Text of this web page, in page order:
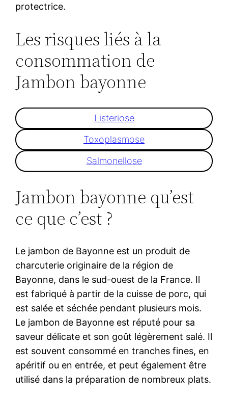
protectrice.
Les risques liés à la
consommation de
Jambon bayonne
Listeriose
Toxoplasmose
Salmonellose
Jambon bayonne qu’est
ce que c’est ?
Le jambon de Bayonne est un produit de
charcuterie originaire de la région de
Bayonne, dans le sud-ouest de la France. Il
est fabriqué à partir de la cuisse de porc, qui
est salée et séchée pendant plusieurs mois.
Le jambon de Bayonne est réputé pour sa
saveur délicate et son goût légèrement salé. Il
est souvent consommé en tranches fines, en
apéritif ou en entrée, et peut également être
utilisé dans la préparation de nombreux plats.